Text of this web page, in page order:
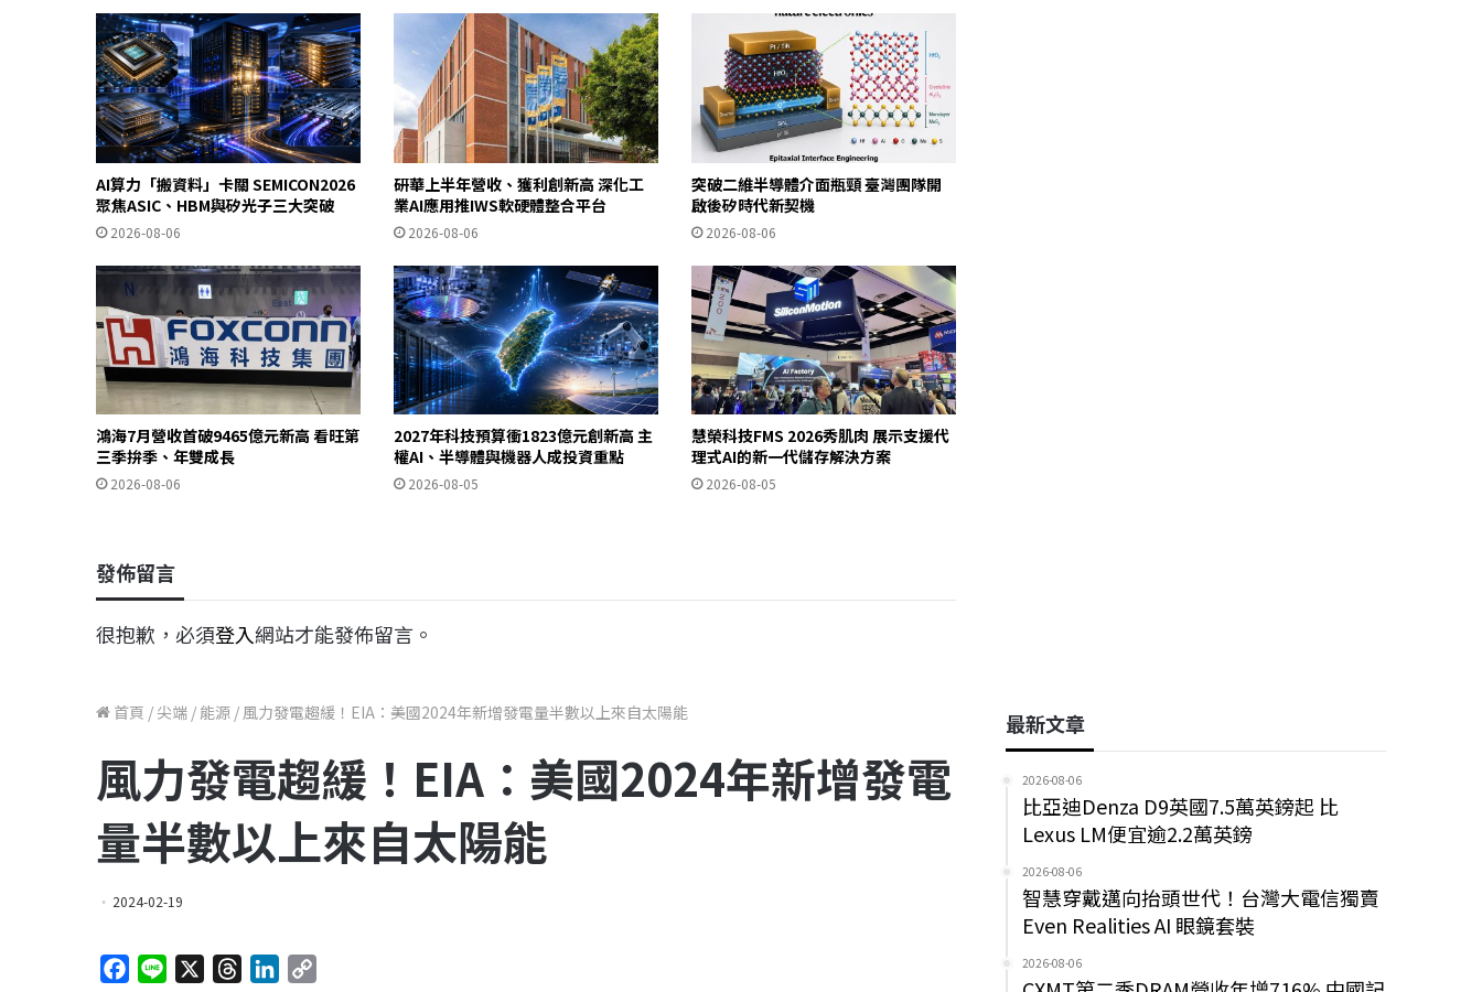
AI算力「搬資料」卡關 SEMICON2026
聚焦ASIC、HBM與矽光子三大突破
2026-08-06
研華上半年營收、獲利創新高 深化工
業AI應用推IWS軟硬體整合平台
2026-08-06
突破二維半導體介面瓶頸 臺灣團隊開
啟後矽時代新契機
2026-08-06
鴻海7月營收首破9465億元新高 看旺第
三季拚季、年雙成長
2026-08-06
2027年科技預算衝1823億元創新高 主
權AI、半導體與機器人成投資重點
2026-08-05
慧榮科技FMS 2026秀肌肉 展示支援代
理式AI的新一代儲存解決方案
2026-08-05
發佈留言
很抱歉，必須登入網站才能發佈留言。